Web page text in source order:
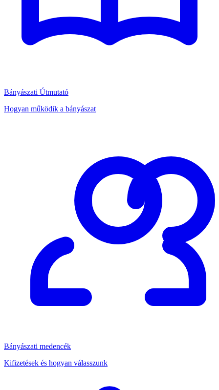
Bányászati Útmutató
Hogyan működik a bányászat
Bányászati medencék
Kifizetések és hogyan válasszunk